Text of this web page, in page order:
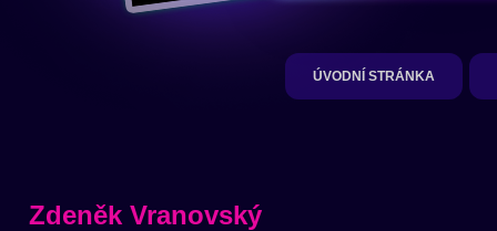
ÚVODNÍ STRÁNKA
Zdeněk Vranovský